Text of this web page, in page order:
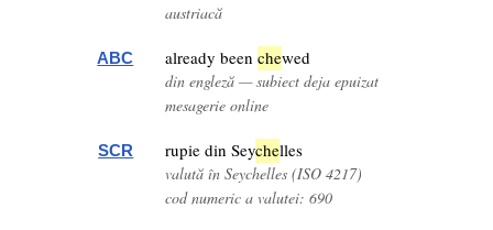
austriacă
ABC already beenchewed
din engleză — subiect deja epuizat
mesagerie online
SCR rupie din Seychelles
valută în Seychelles (ISO 4217)
cod numeric a valutei: 690